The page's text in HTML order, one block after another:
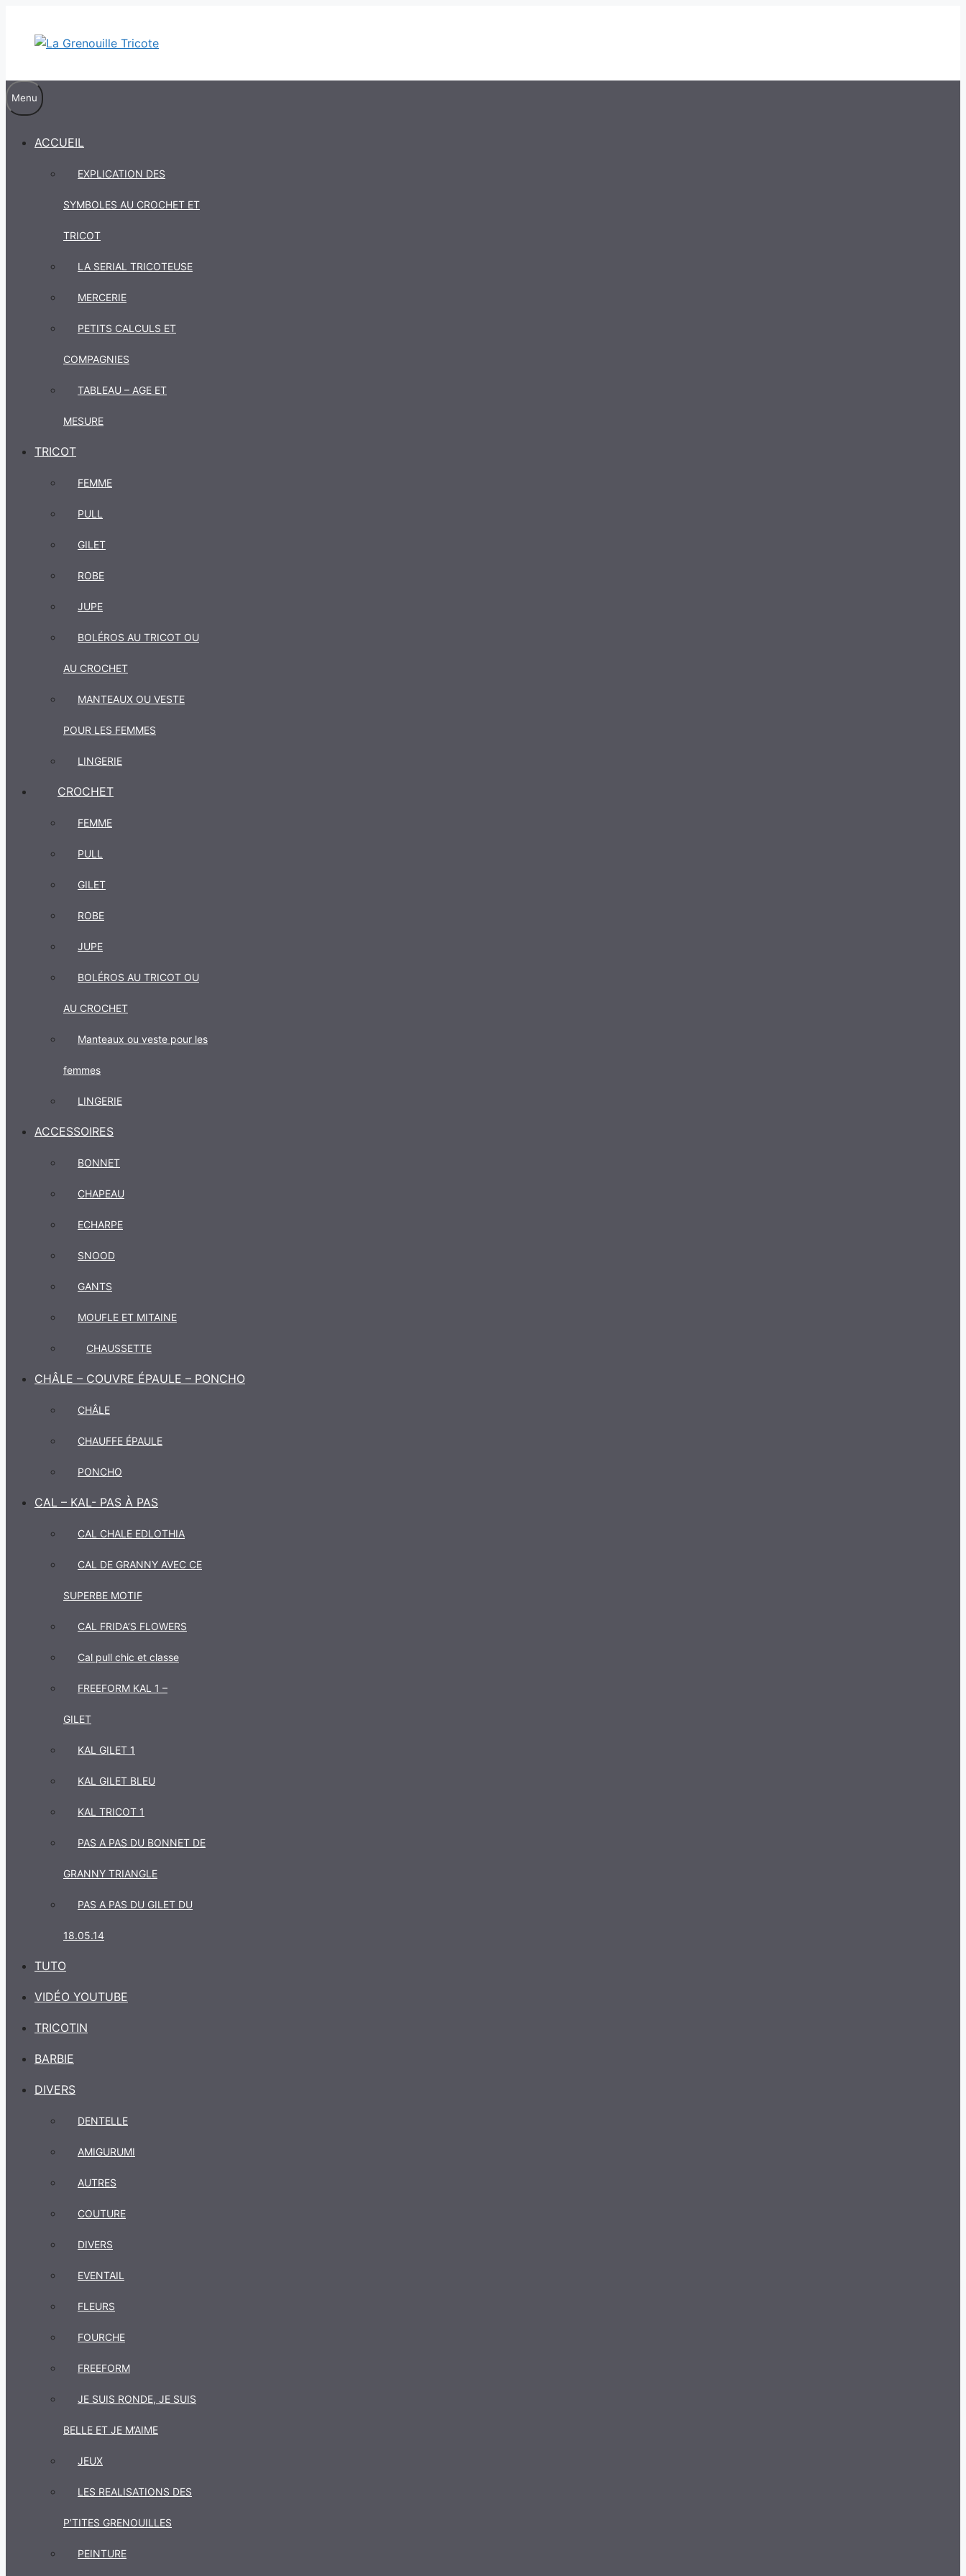
contenu
Menu
ACCUEIL
EXPLICATION DES
SYMBOLES AU CROCHET ET
TRICOT
LA SERIAL TRICOTEUSE
MERCERIE
PETITS CALCULS ET
COMPAGNIES
TABLEAU – AGE ET
MESURE
TRICOT
FEMME
PULL
GILET
ROBE
JUPE
BOLÉROS AU TRICOT OU
AU CROCHET
MANTEAUX OU VESTE
POUR LES FEMMES
LINGERIE
CROCHET
FEMME
PULL
GILET
ROBE
JUPE
BOLÉROS AU TRICOT OU
AU CROCHET
Manteaux ou veste pour les
femmes
LINGERIE
ACCESSOIRES
BONNET
CHAPEAU
ECHARPE
SNOOD
GANTS
MOUFLE ET MITAINE
CHAUSSETTE
CHÂLE – COUVRE ÉPAULE – PONCHO
CHÂLE
CHAUFFE ÉPAULE
PONCHO
CAL – KAL- PAS À PAS
CAL CHALE EDLOTHIA
CAL DE GRANNY AVEC CE
SUPERBE MOTIF
CAL FRIDA’S FLOWERS
Cal pull chic et classe
FREEFORM KAL 1 –
GILET
KAL GILET 1
KAL GILET BLEU
KAL TRICOT 1
PAS A PAS DU BONNET DE
GRANNY TRIANGLE
PAS A PAS DU GILET DU
18.05.14
TUTO
VIDÉO YOUTUBE
TRICOTIN
BARBIE
DIVERS
DENTELLE
AMIGURUMI
AUTRES
COUTURE
DIVERS
EVENTAIL
FLEURS
FOURCHE
FREEFORM
JE SUIS RONDE, JE SUIS
BELLE ET JE M’AIME
JEUX
LES REALISATIONS DES
P’TITES GRENOUILLES
PEINTURE